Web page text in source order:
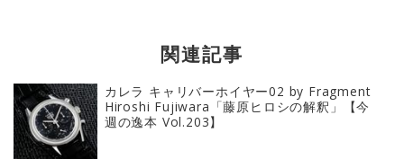
関連記事
カレラ キャリバーホイヤー02 by Fragment
Hiroshi Fujiwara「藤原ヒロシの解釈」【今
週の逸本 Vol.203】